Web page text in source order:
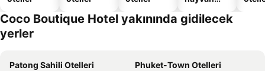
oteller
Coco Boutique Hotel yakınında gidilecek
yerler
Patong Sahili Otelleri
Phuket-Town Otelleri